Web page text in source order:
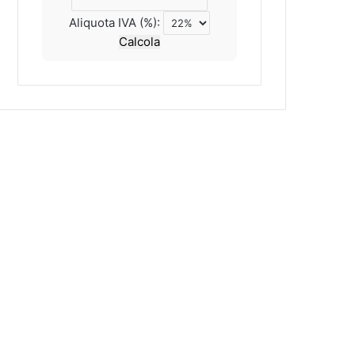
Aliquota IVA (%):
Calcola